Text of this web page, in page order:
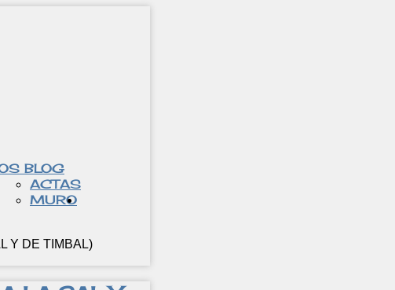
BLOG
ACTAS
MURO
Y DE TIMBAL)